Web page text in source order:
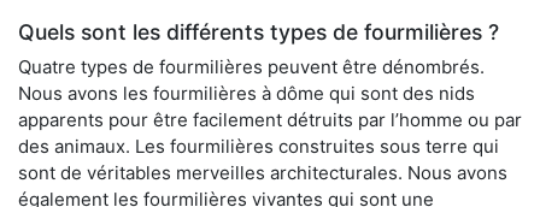
Quels sont les différents types de fourmilières ?
Quatre types de fourmilières peuvent être dénombrés.
Nous avons les fourmilières à dôme qui sont des nids
apparents pour être facilement détruits par l’homme ou par
des animaux. Les fourmilières construites sous terre qui
sont de véritables merveilles architecturales. Nous avons
également les fourmilières vivantes qui sont une